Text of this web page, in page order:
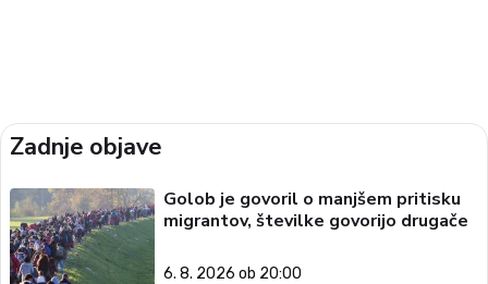
Zadnje objave
Golob je govoril o manjšem pritisku
migrantov, številke govorijo drugače
6. 8. 2026 ob 20:00